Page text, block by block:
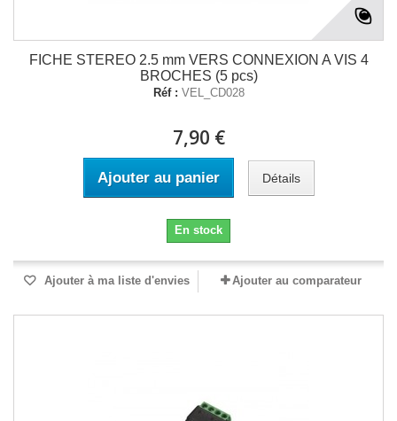
FICHE STEREO 2.5 mm VERS CONNEXION A VIS 4
BROCHES (5 pcs)
Réf : VEL_CD028
7,90 €
Ajouter au panier Détails
En stock
Ajouter à ma liste d'envies Ajouter au comparateur